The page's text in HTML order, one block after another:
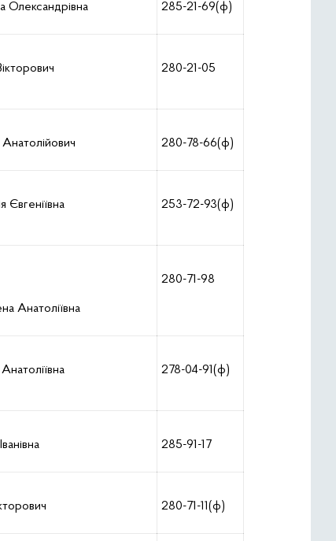
Олександрівна 285-21-69(ф)
280-21-05
280-78-66(ф)
Євгеніївна 253-72-93(ф)
Анатоліївна
280-71-98
278-04-91(ф)
285-91-17
280-71-11(ф)